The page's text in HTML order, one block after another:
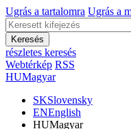
Ugrás a tartalomra Ugrás a
Keresés
részletes keresés
Webtérkép RSS
HUMagyar
SKSlovensky
ENEnglish
HUMagyar